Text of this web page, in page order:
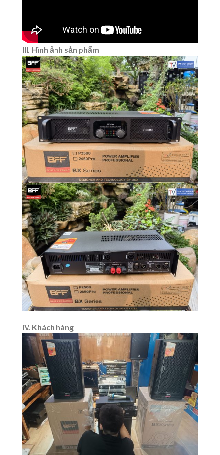
III. Hình ảnh sản phẩm
IV. Khách hàng